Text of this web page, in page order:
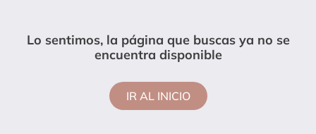
Lo sentimos, la página que buscas ya no se
encuentra disponible
IR AL INICIO